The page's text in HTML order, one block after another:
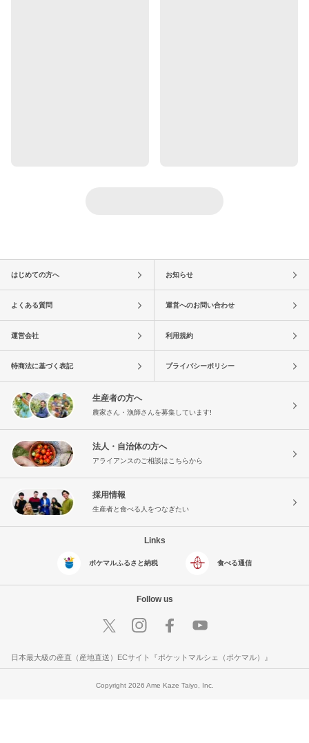
はじめての方へ お知らせ
よくある質問 運営へのお問い合わせ
運営会社 利用規約
特商法に基づく表記 プライバシーポリシー
生産者の方へ
農家さん・漁師さんを募集しています!
法人・自治体の方へ
アライアンスのご相談はこちらから
採用情報
生産者と食べる人をつなぎたい
Links
ポケマルふるさと納税 食べる通信
Follow us
日本最大級の産直（産地直送）ECサイト『ポケットマルシェ（ポケマル）』
Copyright 2026 Ame Kaze Taiyo, Inc.